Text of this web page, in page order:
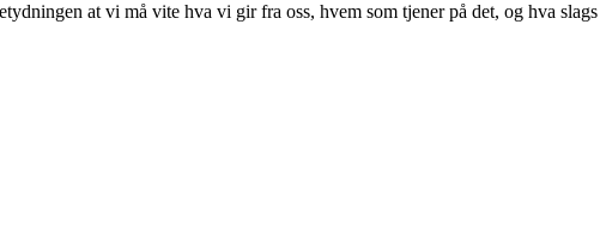
at vi må vite hva vi gir fra oss, hvem som tjener på det, og hva